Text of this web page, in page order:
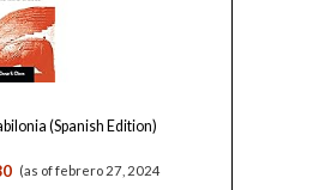
(Spanish Edition)
(as of febrero 27, 2024